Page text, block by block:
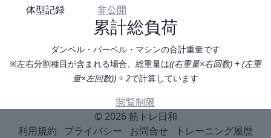
体型記録
非公開
累計総負荷
ダンベル・バーベル・マシンの合計重量です
※左右分割種目が含まれる場合、総重量は((右重量×右回数) + (左重
量×左回数)) ÷ 2で計算しています
閲覧制限
© 2026 筋トレ日和
利用規約
プライバシー お問合せ トレーニング履歴